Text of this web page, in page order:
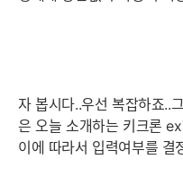
자 봅시다..우선 복잡하죠..
은 오늘 소개하는 키크론
이에 따라서 입력여부를 결